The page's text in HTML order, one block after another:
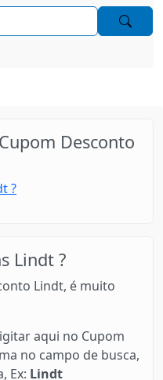
Desconto
?
Lindt ?
Lindt, é muito
aqui no Cupom
no campo de busca,
Ex: Lindt